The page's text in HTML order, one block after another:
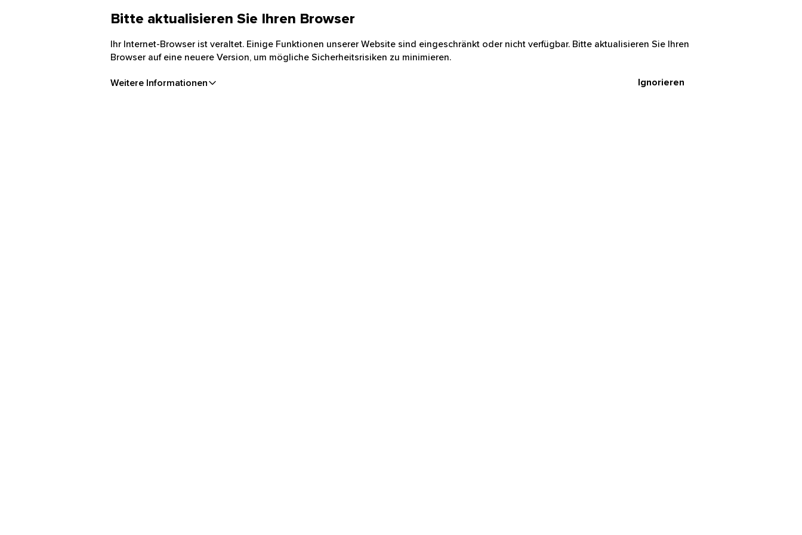
Bitte aktualisieren Sie Ihren Browser
Ihr Internet-Browser ist veraltet. Einige Funktionen unserer Website sind eingeschränkt oder nicht verfügbar. Bitte aktualisieren Sie Ihren
Browser auf eine neuere Version, um mögliche Sicherheitsrisiken zu minimieren.
Weitere Informationen Ignorieren